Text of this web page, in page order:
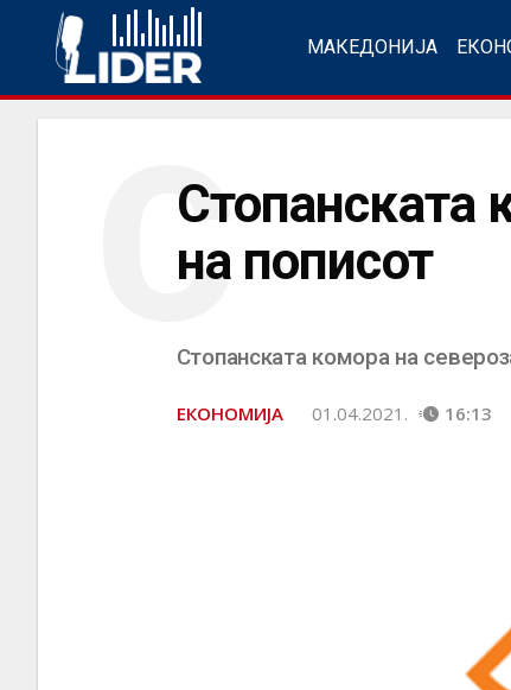
МАКЕДОНИЈА
Стопанската
на пописот
С
Стопанската комора на
ЕКОНОМИЈА 01.04.2021. 16:13